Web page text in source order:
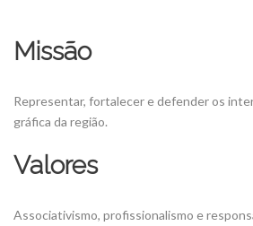
Missão
Representar, fortalecer e defender os
gráfica da região.
Valores
Associativismo, profissionalismo e